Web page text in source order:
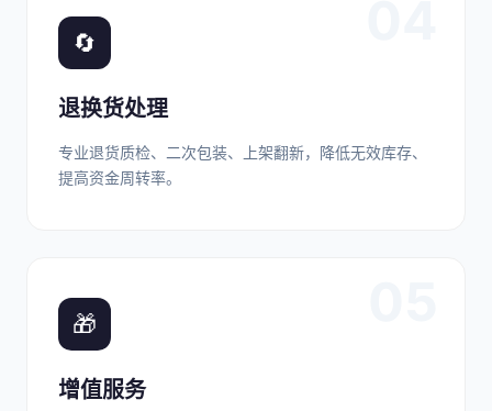
🔄
退换货处理
专业退货质检、二次包装、上架翻新，降低无效库存、
提高资金周转率。
🎁
增值服务